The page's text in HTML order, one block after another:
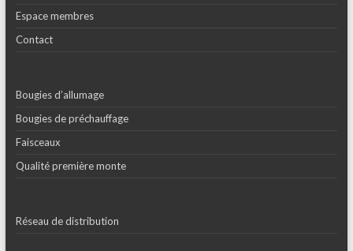
Espace membres
Contact
Bougies d’allumage
Bougies de préchauffage
Faisceaux
Qualité première monte
Réseau de distribution